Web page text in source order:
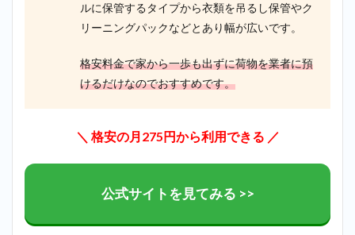
ルに保管するタイプから衣類を吊るし保管やク
リーニングパックなどとあり幅が広いです。
格安料金で家から一歩も出ずに荷物を業者に預
けるだけなのでおすすめです。
＼ 格安の月275円から利用できる ／
公式サイトを見てみる >>